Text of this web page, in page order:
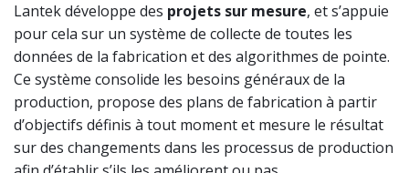
Lantek développe des projets sur mesure, et s’appuie
pour cela sur un système de collecte de toutes les
données de la fabrication et des algorithmes de pointe.
Ce système consolide les besoins généraux de la
production, propose des plans de fabrication à partir
d’objectifs définis à tout moment et mesure le résultat
sur des changements dans les processus de production